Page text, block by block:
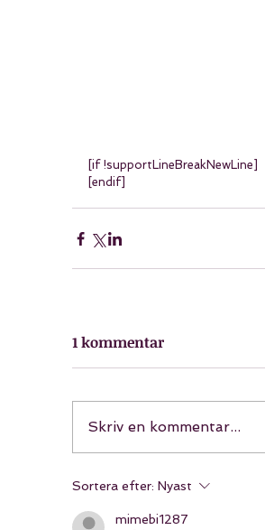
[if !supportLineBreakNewLine]
[endif]
1 kommentar
Skriv en kommentar...
Sortera efter: Nyast
mimebi1287